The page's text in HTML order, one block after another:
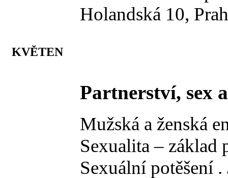
Holandská 10,
KVĚTEN
Partnerství, sex
Mužská a ženská
Sexualita – základ
Sexuální potěšení